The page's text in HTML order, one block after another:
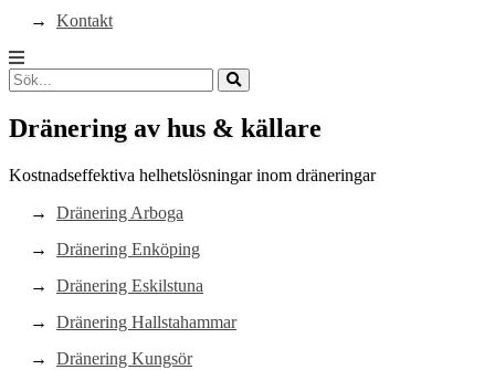
Kontakt
Dränering av hus & källare
Kostnadseffektiva helhetslösningar inom dräneringar
Dränering Arboga
Dränering Enköping
Dränering Eskilstuna
Dränering Hallstahammar
Dränering Kungsör